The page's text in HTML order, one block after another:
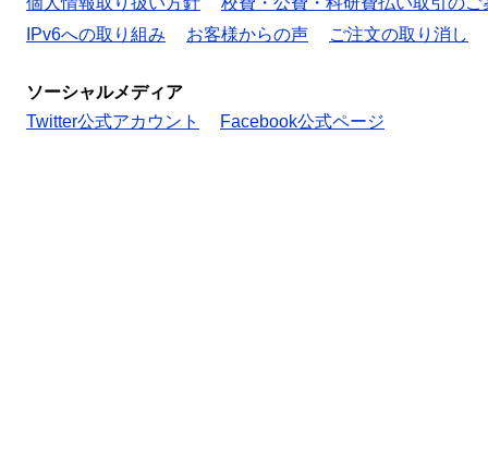
IPv6への取り組み
お客様からの声 ご注文の取り消し
ソーシャルメディア
Twitter公式アカウント
Facebook公式ページ